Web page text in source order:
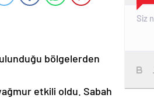
bölgelerden
etkili oldu. Sabah